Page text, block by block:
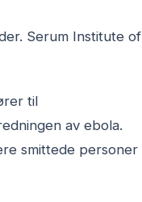
Serum Institute of
til
av ebola.
smittede personer